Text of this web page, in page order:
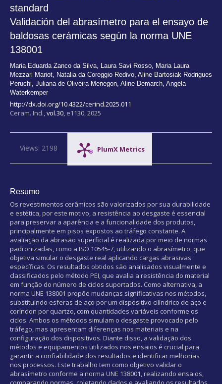
standard
Validación del abrasímetro para el ensayo de
baldosas cerámicas según la norma UNE
138001
Maria Eduarda Zanco da Silva Laura Savi Rosso
Maria Laura
Mezzari Mariot
Natalia da Coreggio Redivo Aline Bartosiak Rodrigues
Peruchi Juliana de Oliveira Menegon Aline Demarch Angela
Waterkemper
http://dx.doi.org/10.4322/cerind.2025.011
Ceram. Ind.,vol.30, e1130, 2025
PlumX Metrics
Views: 2198
Resumo
Os revestimentos cerâmicos são valorizados por sua durabilidade
e estética, por este motivo, a resistência ao desgaste é essencial
para preservar a aparência e a funcionalidade dos produtos,
principalmente em pisos expostos ao tráfego constante. A
avaliação da abrasão superficial é realizada por meio de normas
padronizadas, como a ISO 10545-7, utilizando o abrasímetro, que
objetiva simular o desgaste real aplicando cargas abrasivas
específicas. Os resultados obtidos são analisados visualmente e
classificados pelo método PEI, que avalia a resistência do material
em função do número de ciclos suportados. Como alternativa, a
norma UNE 138001 propõe mudanças significativas nos métodos,
substituindo esferas de aço por um dispositivo cilíndrico de aço e
coríndon por quartzo, com quantidades variáveis conforme os
ciclos. Ambos os métodos simulam o desgaste provocado pelo
tráfego, mas apresentam diferenças nos materiais e na
configuração dos dispositivos. Diante disso, a validação dos
métodos e equipamentos utilizados nos ensaios é crucial para
garantir a confiabilidade dos resultados e identificar melhorias
nos processos. Este trabalho tem como objetivo validar o
abrasímetro conforme a norma UNE 138001, realizando ensaios,